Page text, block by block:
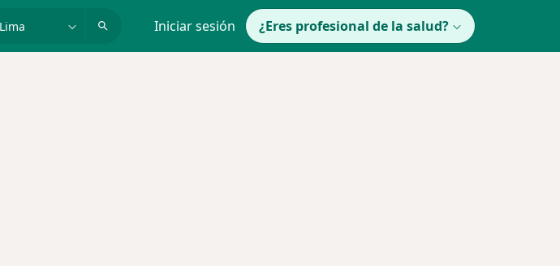
Iniciar sesión ¿Eres profesional de la salud?